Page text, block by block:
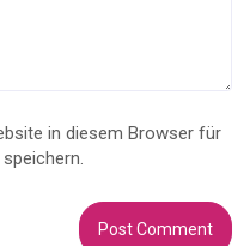
in diesem Browser für